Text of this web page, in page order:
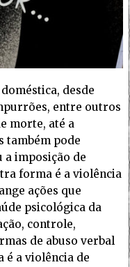
desde
entre outros
morte, até a
também pode
a imposição de
forma é a violência
ações que
psicológica da
controle,
de abuso verbal
é a violência de